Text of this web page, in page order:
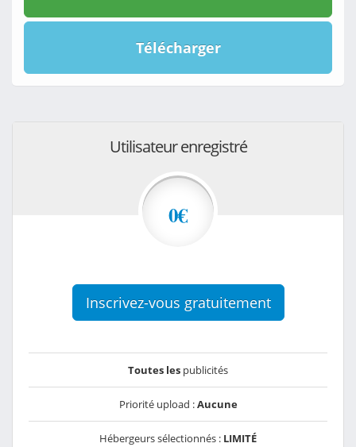
Télécharger
Utilisateur enregistré
0€
Inscrivez-vous gratuitement
Toutes les publicités
Priorité upload :Aucune
Hébergeurs sélectionnés : LIMITÉ